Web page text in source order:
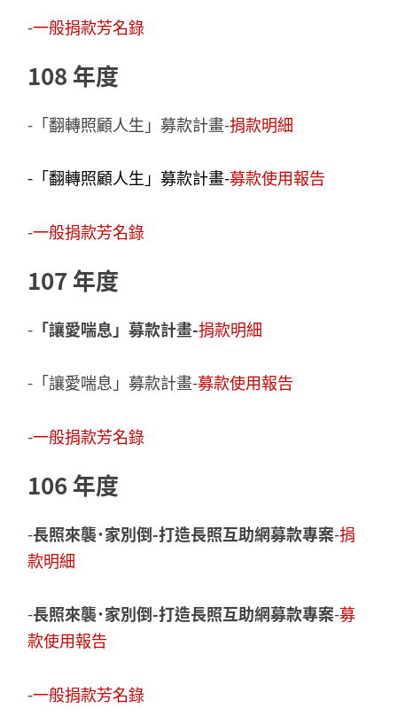
-一般捐款芳名錄
108 年度
-「翻轉照顧人生」募款計畫-捐款明細
-「翻轉照顧人生」募款計畫-募款使用報告
-一般捐款芳名錄
107 年度
- 「讓愛喘息」募款計畫-捐款明細
-「讓愛喘息」募款計畫-募款使用報告
-一般捐款芳名錄
106 年度
-長照來襲˙家別倒-打造長照互助網募款專案-捐
款明細
-長照來襲˙家別倒-打造長照互助網募款專案-募
款使用報告
-一般捐款芳名錄